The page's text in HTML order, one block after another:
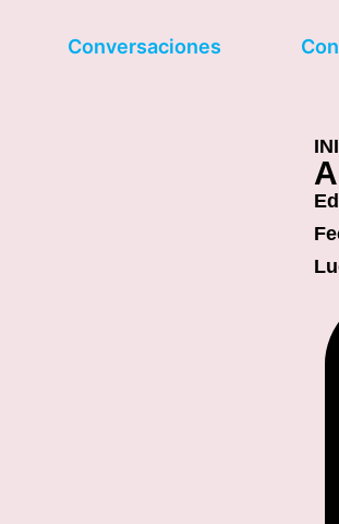
Conversaciones